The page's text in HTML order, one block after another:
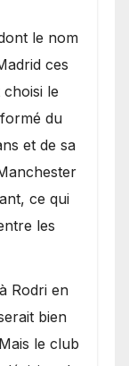
le nom
ces
le
du
et de sa
ce qui
les
Rodri en
bien
le club